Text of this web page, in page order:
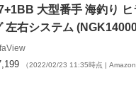
大型番手 海釣り
左右システム
（2022/02/23 11:35時点 | Amazon